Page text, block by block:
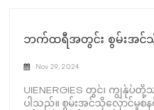
ဘက်ထရီအတွင်း စွမ်းအင်သို
Nov 29, 2024
UIENERGIES တွင်၊ ကျွန်ု
ပါသည်။ စွမ်းအင်သိုလှောင်မှုစနစ်